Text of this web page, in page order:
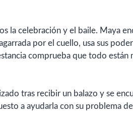
la celebración y el baile. Maya
por el cuello, usa sus
comprueba que todo están
tras recibir un balazo y se
a ayudarla con su problema